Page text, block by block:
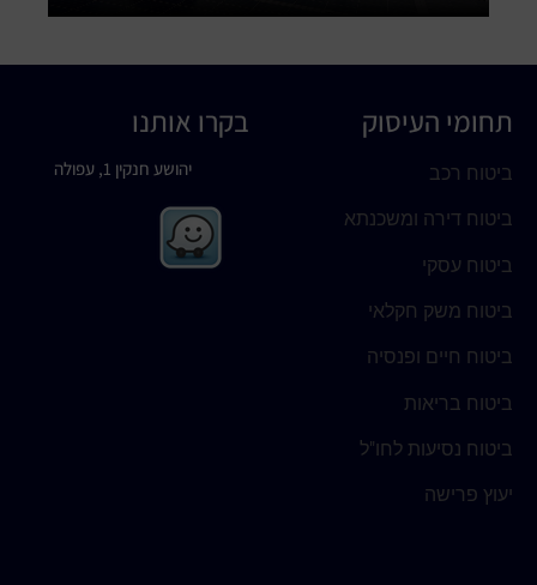
תחומי העיסוק
ביטוח רכב
ביטוח דירה ומשכנתא
ביטוח עסקי
ביטוח משק חקלאי
ביטוח חיים ופנסיה
ביטוח בריאות
ביטוח נסיעות לחו"ל
יעוץ פרישה
בקרו אותנו
יהושע חנקין 1, עפולה